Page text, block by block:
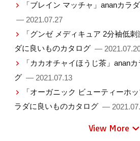
「ブレイン マッチャ」ananカラ
— 2021.07.27
「グンゼ メディキュア 2分袖低
ダに良いものカタログ —
「カカオチャイほうじ茶」anan
グ — 2021.07.13
「オーガニック ビューティーホ
ラダに良いものカタログ —
View More